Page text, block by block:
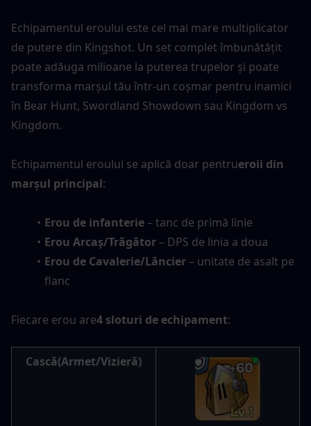
Echipamentul eroului este cel mai mare multiplicator
de putere din Kingshot. Un set complet îmbunătățit
poate adăuga milioane la puterea trupelor și poate
transforma marșul tău într-un coșmar pentru inamici
în Bear Hunt, Swordland Showdown sau Kingdom vs
Kingdom.
Echipamentul eroului se aplică doar pentrueroii din
marșul principal:
Erou de infanterie – tanc de primă linie
Erou Arcaș/Trăgător – DPS de linia a doua
Erou de Cavalerie/Lăncier – unitate de asalt pe
flanc
Fiecare erou are4 sloturi de echipament:
Cască(Armet/Vizieră)